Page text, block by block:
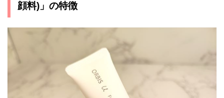
顔料)」の特徴